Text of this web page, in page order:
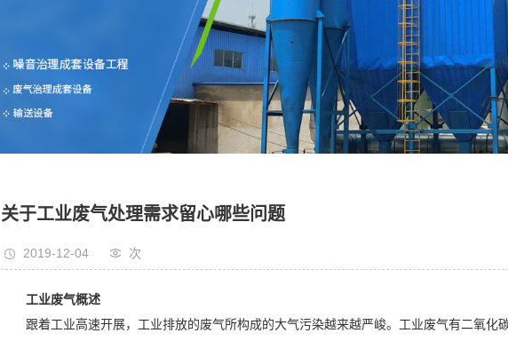
关于工业废气处理需求留心哪些问题
2019-12-04 次
工业废气概述
跟着工业高速开展，工业排放的废气所构成的大气污染越来越严峻。工业废气有二氧化